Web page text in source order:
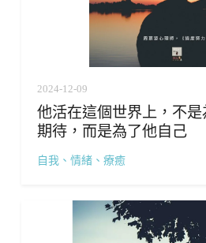
2024-12-09
他活在這個世界上，不
期待，而是為了他自己
自我、情緒、療癒